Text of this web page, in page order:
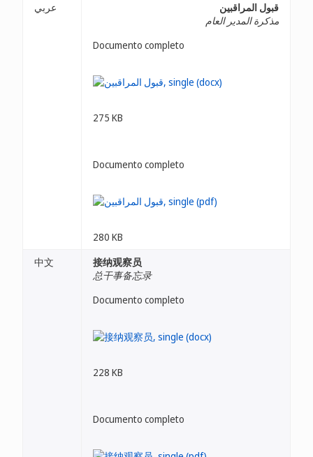
عربي
قبول المراقبين
مذكرة المدير العام
Documento completo
275 KB
Documento completo
280 KB
中文
接纳观察员
总干事备忘录
Documento completo
228 KB
Documento completo